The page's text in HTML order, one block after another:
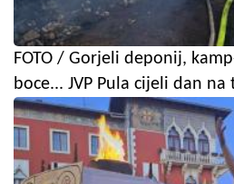
FOTO / Gorjeli deponij,
boce... JVP Pula cijeli dan na